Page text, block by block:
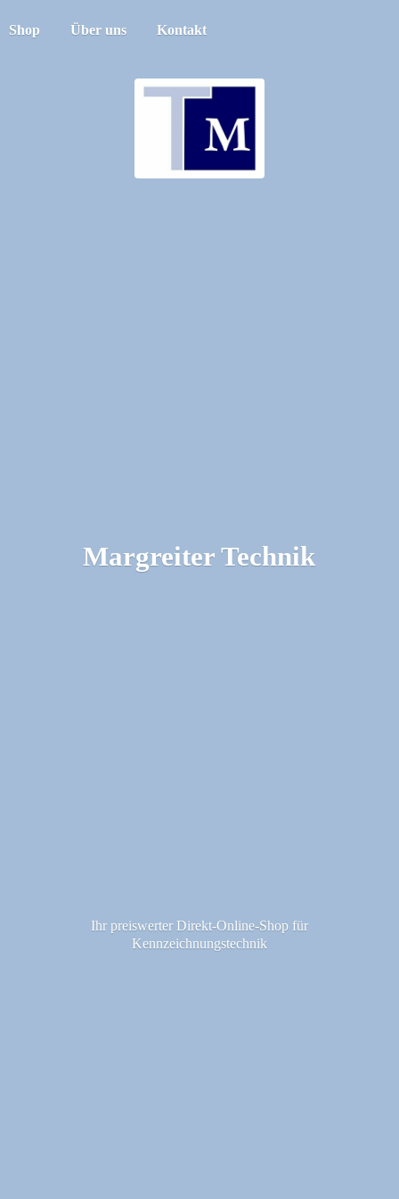
Shop Über uns Kontakt
Margreiter Technik
Ihr preiswerter Direkt-Online-Shop für
Kennzeichnungstechnik